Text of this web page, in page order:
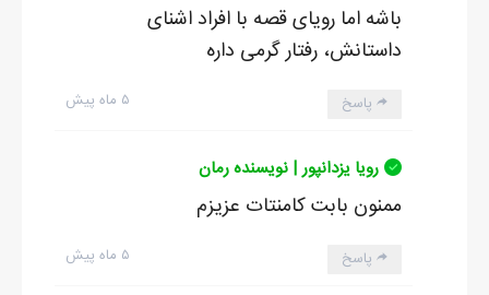
باشه اما رویای قصه با افراد اشنای
داستانش، رفتار گرمی داره
۵ ماه پیش پاسخ
رویا یزدانپور | نویسنده رمان
ممنون بابت کامنتات عزیزم
۵ ماه پیش پاسخ